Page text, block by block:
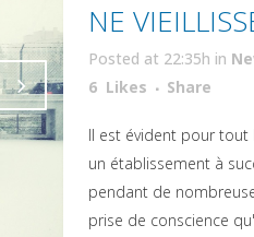
Attiva comando
NE
Posted at 22:35h in
6 Likes Share
Il est évident pour
un établissement à
pendant de
prise de conscience